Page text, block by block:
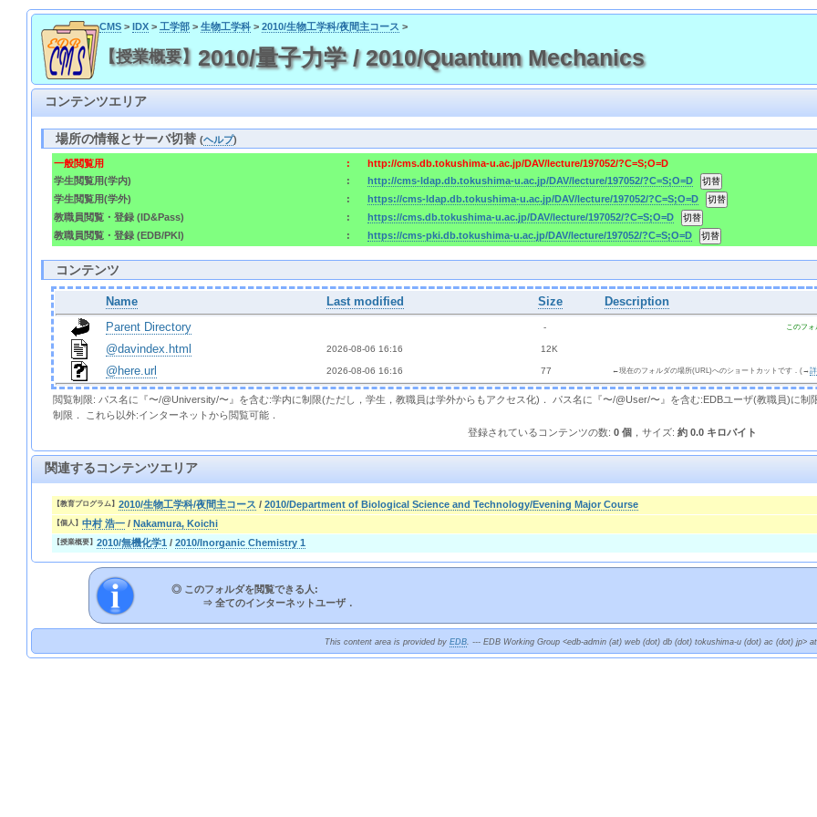
CMS> IDX> 工学部> 生物工学科> 2010/生物工学科/夜間主コース >
【授業概要】 2010/量子力学 / 2010/Quantum Mechanics
コンテンツエリア
場所の情報とサーバ切替(ヘルプ)
一般閲覧用 :
http://cms.db.tokushima-u.ac.jp/DAV/lecture/197052/?C=S;O=D
学生閲覧用(学内)
:
http://cms-ldap.db.tokushima-u.ac.jp/DAV/lecture/197052/?C=S;O=D
学生閲覧用(学外)
:
https://cms-ldap.db.tokushima-u.ac.jp/DAV/lecture/197052/?C=S;O=D
教職員閲覧・登録 (ID&Pass)
:
https://cms.db.tokushima-u.ac.jp/DAV/lecture/197052/?C=S;O=D
教職員閲覧・登録 (EDB/PKI)
: https://cms-pki.db.tokushima-u.ac.jp/DAV/lecture/197052/?C=S;O=D
コンテンツ
Name Last modified Size
Description
Parent Directory
  -
このフ
@davindex.html 2026-08-06 16:16 12K
@here.url 2026-08-06 16:16 77 ←現在のフォルダの場所(URL)へのショートカットです．(→
閲覧制限: パス名に『〜/@University/〜』を含む:学内に制限(ただし，学生，教職員は学外からもアクセス化)． パス名に『〜/@User/〜』を含む:EDBユーザ(教職員)に
制限． これら以外:インターネットから閲覧可能．
登録されているコンテンツの数:0 個 ，サイズ:約 0.0 キロバイト
関連するコンテンツエリア
【教育プログラム】2010/生物工学科/夜間主コース /2010/Department of Biological Science and Technology/Evening Major Course
【個人】中村 浩一 /Nakamura, Koichi
【授業概要】2010/無機化学1 /2010/Inorganic Chemistry 1
◎ このフォルダを閲覧できる人:
⇒全てのインターネットユーザ．
This content area is provided byEDB. --- EDB Working Group <edb-admin (at) web (dot) db (dot) tokushima-u (dot) ac (dot) jp>